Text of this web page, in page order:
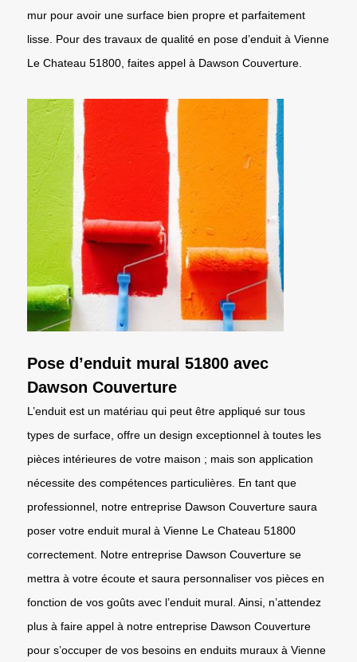
mur pour avoir une surface bien propre et parfaitement
lisse. Pour des travaux de qualité en pose d’enduit à Vienne
Le Chateau 51800, faites appel à Dawson Couverture.
Pose d’enduit mural 51800 avec
Dawson Couverture
L’enduit est un matériau qui peut être appliqué sur tous
types de surface, offre un design exceptionnel à toutes les
pièces intérieures de votre maison ; mais son application
nécessite des compétences particulières. En tant que
professionnel, notre entreprise Dawson Couverture saura
poser votre enduit mural à Vienne Le Chateau 51800
correctement. Notre entreprise Dawson Couverture se
mettra à votre écoute et saura personnaliser vos pièces en
fonction de vos goûts avec l’enduit mural. Ainsi, n’attendez
plus à faire appel à notre entreprise Dawson Couverture
pour s’occuper de vos besoins en enduits muraux à Vienne